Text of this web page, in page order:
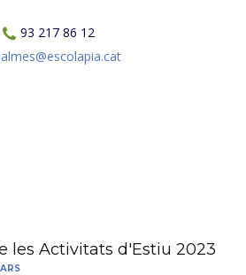
93 217 86 12
les Activitats d'Estiu 2023